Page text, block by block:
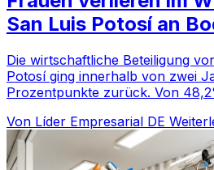
San Luis Potosí an
Die wirtschaftliche Beteiligung
Potosí ging innerhalb von zwei
Prozentpunkte zurück. Von
Von Líder Empresarial DE